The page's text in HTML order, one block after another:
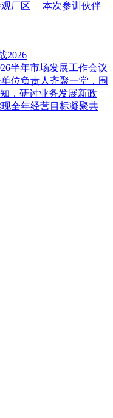
观厂区 本次参训伙伴
2026
半年市场发展工作会议
位负责人齐聚一堂，围
，研讨业务发展新政
全年经营目标凝聚共